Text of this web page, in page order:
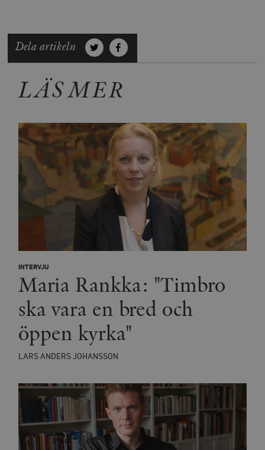
Dela artikeln
LÄS MER
INTERVJU
Maria Rankka: "Timbro
ska vara en bred och
öppen kyrka"
LARS ANDERS JOHANSSON